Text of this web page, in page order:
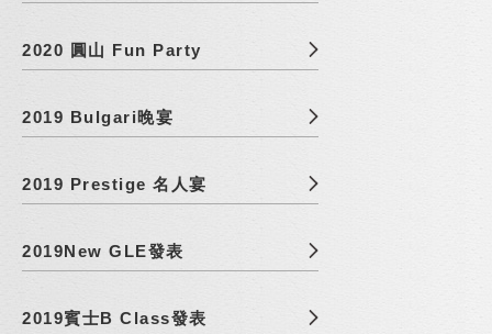
2020 圓山 Fun Party
2019 Bulgari晚宴
2019 Prestige 名人宴
2019New GLE發表
2019賓士B Class發表